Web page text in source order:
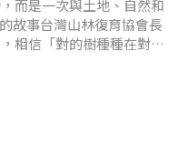
而是一次與土地、自然和
事台灣山林復育協會長
相信「對的樹種種在對的
深刻感受到復育工作的耐
土地的溫柔守護。⸻品